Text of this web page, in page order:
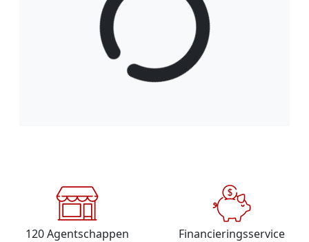
120Agentschappen Financieringsservice